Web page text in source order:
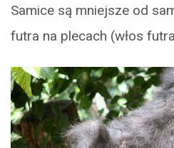
Samice są mniejsze od
futra na plecach (włos